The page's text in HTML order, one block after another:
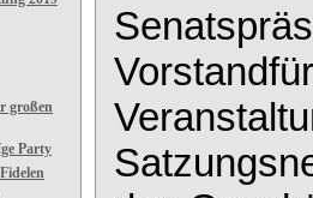
großen
Party
Vorstand
Vera